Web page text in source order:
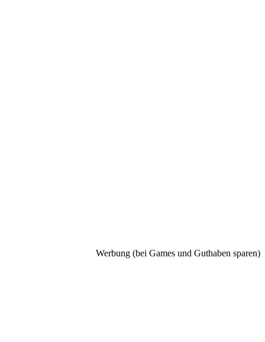
Werbung (bei Games und Guthaben sparen)